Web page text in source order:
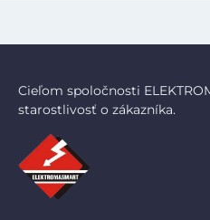
Cieľom spoločnosti
starostlivosť o zákazníka.